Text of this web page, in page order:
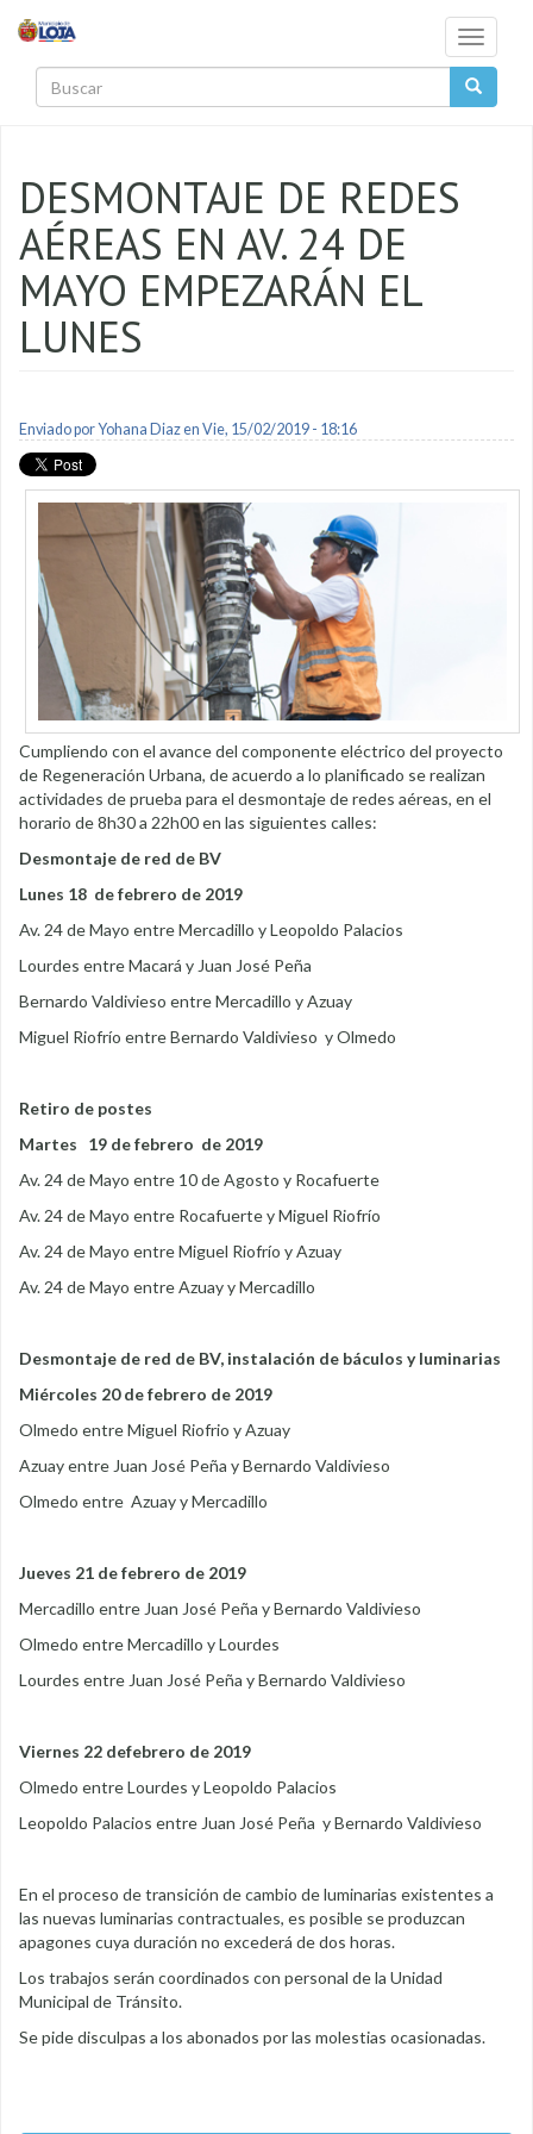
Toggle
DESMONTAJE DE REDES
AÉREAS EN AV. 24 DE
MAYO EMPEZARÁN EL
LUNES
Enviado porYohana Diazen Vie, 15/02/2019 - 18:16
Cumpliendo con el avance del componente eléctrico del proyecto
de Regeneración Urbana, de acuerdo a lo planificado se realizan
actividades de prueba para el desmontaje de redes aéreas, en el
horario de 8h30 a 22h00 en las siguientes calles:
Desmontaje de red de BV
Lunes 18 de febrero de 2019
Av. 24 de Mayo entre Mercadillo y Leopoldo Palacios
Lourdes entre Macará y Juan José Peña
Bernardo Valdivieso entre Mercadillo y Azuay
Miguel Riofrío entre Bernardo Valdivieso y Olmedo
Retiro de postes
Martes 19 de febrero de 2019
Av. 24 de Mayo entre 10 de Agosto y Rocafuerte
Av. 24 de Mayo entre Rocafuerte y Miguel Riofrío
Av. 24 de Mayo entre Miguel Riofrío y Azuay
Av. 24 de Mayo entre Azuay y Mercadillo
Desmontaje de red de BV, instalación de báculos y luminarias
Miércoles 20 de febrero de 2019
Olmedo entre Miguel Riofrio y Azuay
Azuay entre Juan José Peña y Bernardo Valdivieso
Olmedo entre Azuay y Mercadillo
Jueves 21 de febrero de 2019
Mercadillo entre Juan José Peña y Bernardo Valdivieso
Olmedo entre Mercadillo y Lourdes
Lourdes entre Juan José Peña y Bernardo Valdivieso
Viernes 22 defebrero de 2019
Olmedo entre Lourdes y Leopoldo Palacios
Leopoldo Palacios entre Juan José Peña y Bernardo Valdivieso
En el proceso de transición de cambio de luminarias existentes a
las nuevas luminarias contractuales, es posible se produzcan
apagones cuya duración no excederá de dos horas.
Los trabajos serán coordinados con personal de la Unidad
Municipal de Tránsito.
Se pide disculpas a los abonados por las molestias ocasionadas.